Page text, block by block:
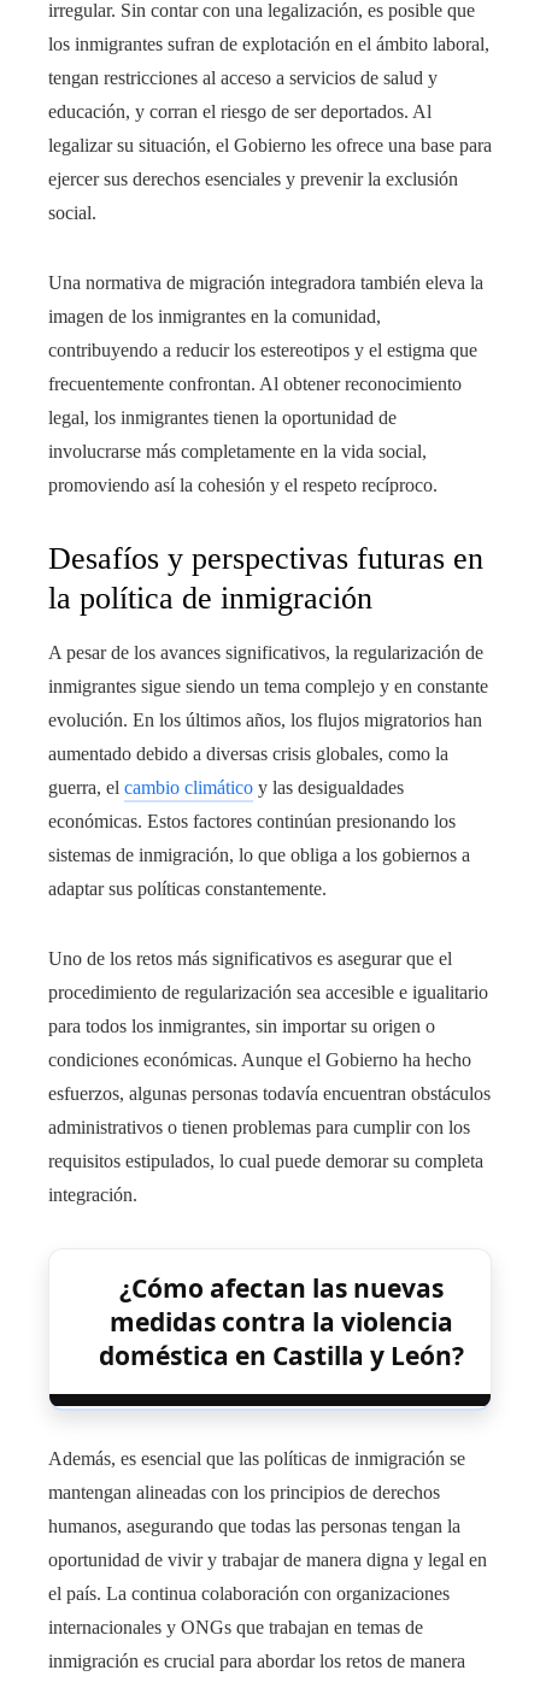
irregular. Sin contar con una legalización, es posible que
los inmigrantes sufran de explotación en el ámbito laboral,
tengan restricciones al acceso a servicios de salud y
educación, y corran el riesgo de ser deportados. Al
legalizar su situación, el Gobierno les ofrece una base para
ejercer sus derechos esenciales y prevenir la exclusión
social.
Una normativa de migración integradora también eleva la
imagen de los inmigrantes en la comunidad,
contribuyendo a reducir los estereotipos y el estigma que
frecuentemente confrontan. Al obtener reconocimiento
legal, los inmigrantes tienen la oportunidad de
involucrarse más completamente en la vida social,
promoviendo así la cohesión y el respeto recíproco.
Desafíos y perspectivas futuras en
la política de inmigración
A pesar de los avances significativos, la regularización de
inmigrantes sigue siendo un tema complejo y en constante
evolución. En los últimos años, los flujos migratorios han
aumentado debido a diversas crisis globales, como la
guerra, el cambio climático y las desigualdades
económicas. Estos factores continúan presionando los
sistemas de inmigración, lo que obliga a los gobiernos a
adaptar sus políticas constantemente.
Uno de los retos más significativos es asegurar que el
procedimiento de regularización sea accesible e igualitario
para todos los inmigrantes, sin importar su origen o
condiciones económicas. Aunque el Gobierno ha hecho
esfuerzos, algunas personas todavía encuentran obstáculos
administrativos o tienen problemas para cumplir con los
requisitos estipulados, lo cual puede demorar su completa
integración.
¿Cómo afectan las nuevas
medidas contra la violencia
doméstica en Castilla y León?
Además, es esencial que las políticas de inmigración se
mantengan alineadas con los principios de derechos
humanos, asegurando que todas las personas tengan la
oportunidad de vivir y trabajar de manera digna y legal en
el país. La continua colaboración con organizaciones
internacionales y ONGs que trabajan en temas de
inmigración es crucial para abordar los retos de manera